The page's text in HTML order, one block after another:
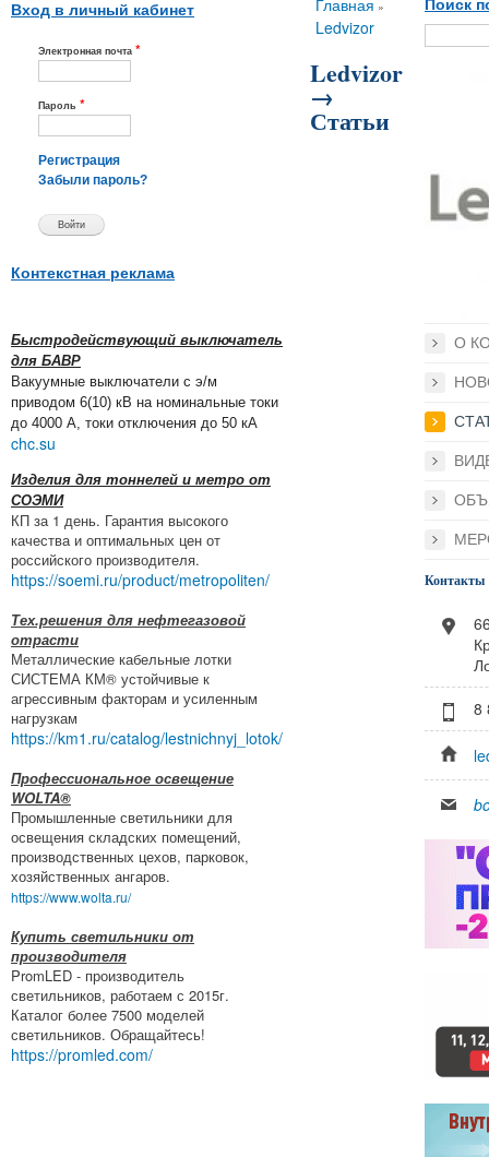
Вход в личный кабинет
Электронная почта *
Пароль *
Регистрация
Забыли пароль?
Контекстная реклама
Быстродействующий выключатель
для БАВР
Вакуумные выключатели с э/м
приводом 6(10) кВ на номинальные токи
до 4000 А, токи отключения до 50 кА
chc.su
Изделия для тоннелей и метро от
СОЭМИ
КП за 1 день. Гарантия высокого
качества и оптимальных цен от
российского производителя.
https://soemi.ru/product/metropoliten/
Тех.решения для нефтегазовой
отрасти
Металлические кабельные лотки
СИСТЕМА КМ® устойчивые к
агрессивным факторам и усиленным
нагрузкам
https://km1.ru/catalog/lestnichnyj_lotok/
Профессиональное освещение
WOLTA®
Промышленные светильники для
освещения складских помещений,
производственных цехов, парковок,
хозяйственных ангаров.
https://www.wolta.ru/
Купить светильники от
производителя
PromLED - производитель
светильников, работаем с 2015г.
Каталог более 7500 моделей
светильников. Обращайтесь!
https://promled.com/
Вы здесь
Главная »
Ledvizor
Ledvizor
→
Статьи
Поиск
О
Контакты
8